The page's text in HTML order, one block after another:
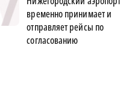
временно принимает и
отправляет рейсы по
согласованию